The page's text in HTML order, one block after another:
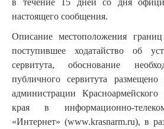
в течение 15 дней со дня
настоящего сообщения.
Описание местоположения границ
поступившее ходатайство об
сервитута, обоснование
публичного сервитута
администрации Красноармейского
края в информационно-
«Интернет» (www.krasnarm.ru), в